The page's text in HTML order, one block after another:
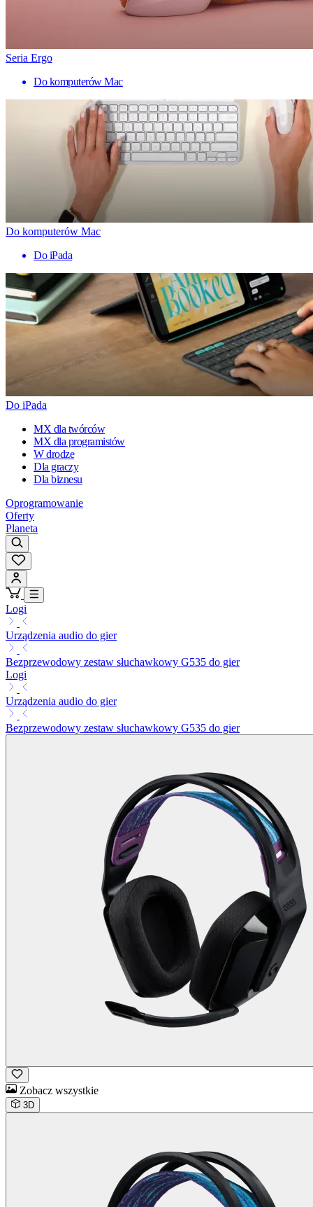
Seria Ergo
Do komputerów Mac
Do komputerów Mac
Do iPada
Do iPada
MX dla twórców
MX dla programistów
W drodze
Dla graczy
Dla biznesu
Oprogramowanie
Oferty
Planeta
Logi
Urządzenia audio do gier
Bezprzewodowy zestaw słuchawkowy G535 do gier
Logi
Urządzenia audio do gier
Bezprzewodowy zestaw słuchawkowy G535 do gier
Zobacz wszystkie
3D